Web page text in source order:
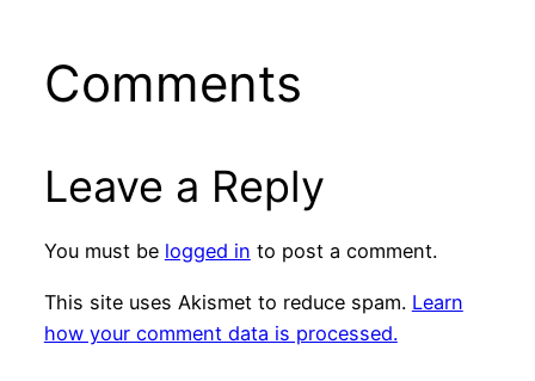
Comments
Leave a Reply
You must be logged in to post a comment.
This site uses Akismet to reduce spam. Learn
how your comment data is processed.